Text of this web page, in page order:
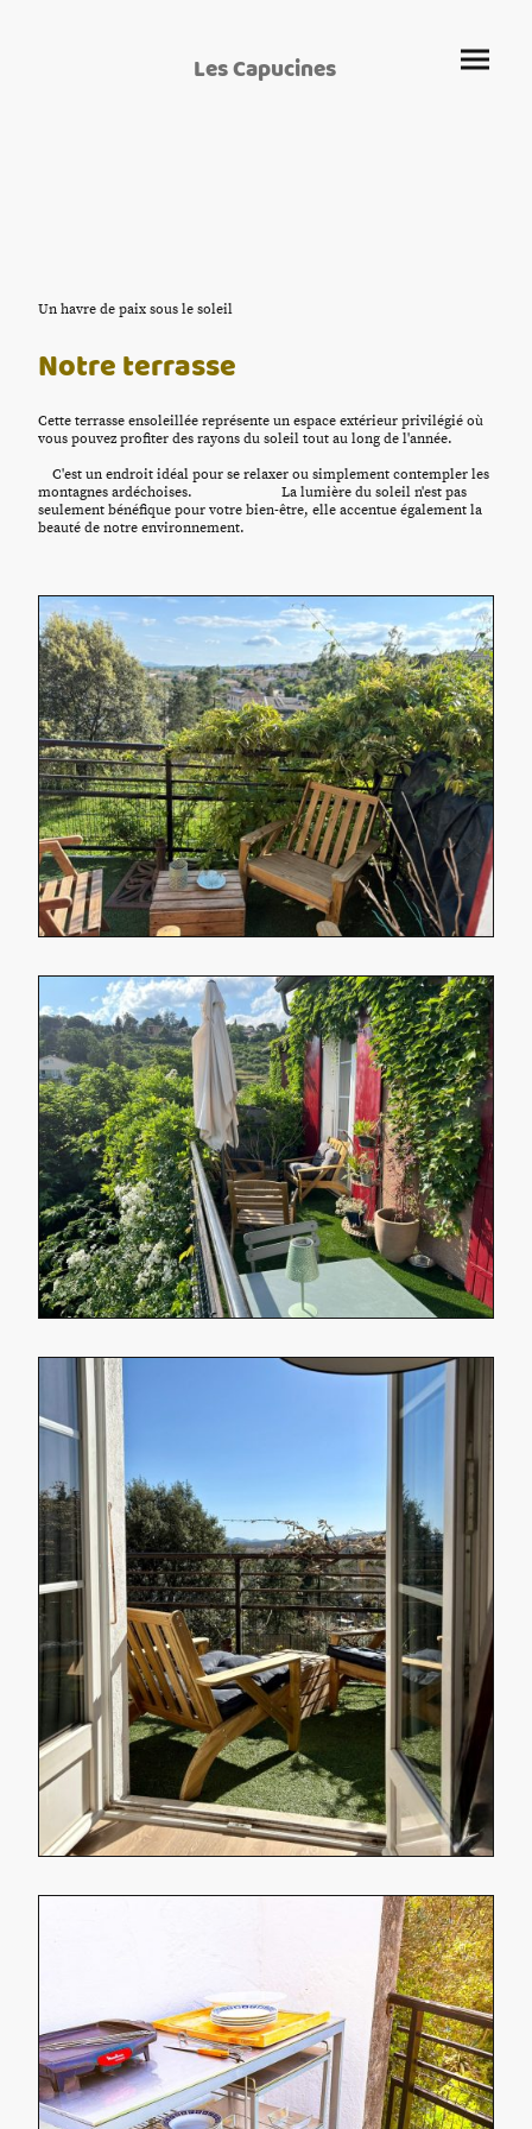
Les Capucines
Un havre de paix sous le soleil
Notre terrasse
Cette terrasse ensoleillée représente un espace extérieur privilégié où
vous pouvez profiter des rayons du soleil tout au long de l'année.
C'est un endroit idéal pour se relaxer ou simplement contempler les
montagnes ardéchoises. La lumière du soleil n'est pas
seulement bénéfique pour votre bien-être, elle accentue également la
beauté de notre environnement.